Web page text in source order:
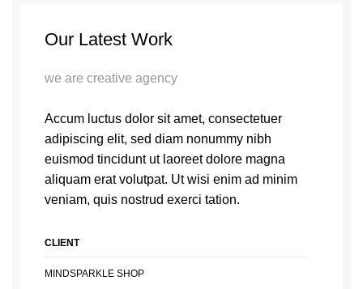
Our Latest Work
we are creative agency
Accum luctus dolor sit amet, consectetuer
adipiscing elit, sed diam nonummy nibh
euismod tincidunt ut laoreet dolore magna
aliquam erat volutpat. Ut wisi enim ad minim
veniam, quis nostrud exerci tation.
CLIENT
MINDSPARKLE SHOP